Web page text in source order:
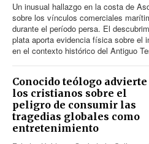
Un inusual hallazgo en la costa de
sobre los vínculos comerciales
durante el período persa. El
plata aporta evidencia física sobre el
en el contexto histórico del Antiguo
Conocido teólogo advierte
los cristianos sobre el
peligro de consumir las
tragedias globales como
entretenimiento